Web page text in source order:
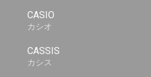
CASIO
カシオ
CASSIS
カシス